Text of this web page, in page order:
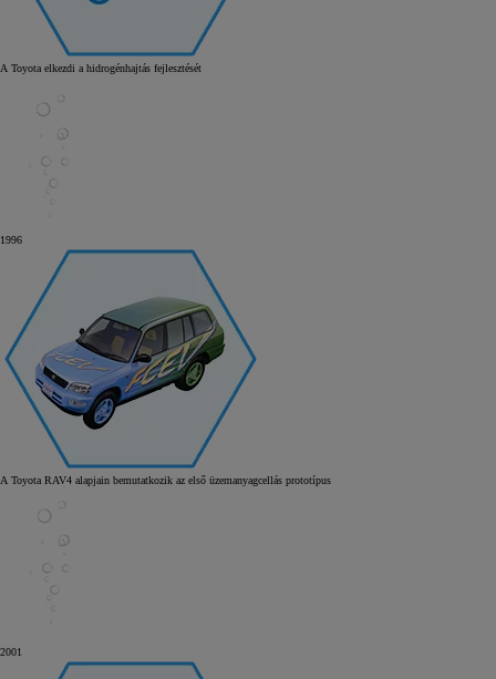
A Toyota elkezdi a hidrogénhajtás fejlesztését
1996
A Toyota RAV4 alapjain bemutatkozik az első üzemanyagcellás prototípus
2001